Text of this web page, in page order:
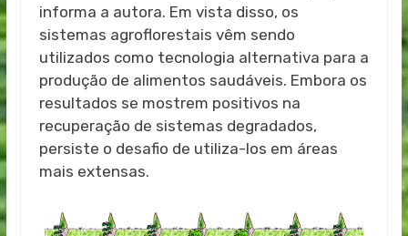
informa a autora. Em vista disso, os
sistemas agroflorestais vêm sendo
utilizados como tecnologia alternativa para a
produção de alimentos saudáveis. Embora os
resultados se mostrem positivos na
recuperação de sistemas degradados,
persiste o desafio de utiliza-los em áreas
mais extensas.